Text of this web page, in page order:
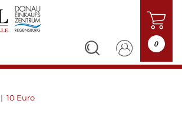
0
10 Euro